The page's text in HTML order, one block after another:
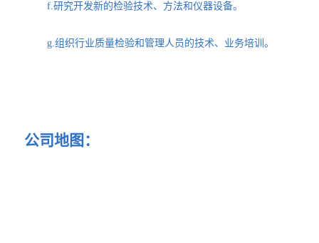
f.研究开发新的检验技术、方法和仪器设备。
g.组织行业质量检验和管理人员的技术、业务培训。
公司地图：